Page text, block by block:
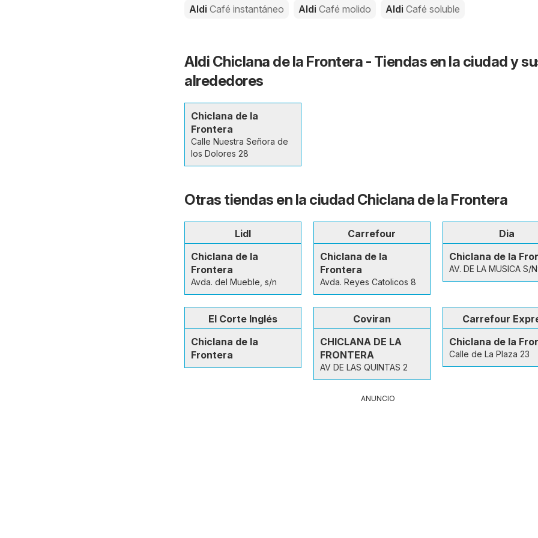
Aldi Café instantáneo Aldi Café molido Aldi Café soluble
Aldi Chiclana de la Frontera - Tiendas en la ciudad y
alrededores
Chiclana de la
Frontera
Calle Nuestra Señora de
los Dolores 28
Otras tiendas en la ciudad Chiclana de la Frontera
Lidl
Chiclana de la
Frontera
Avda. del Mueble, s/n
Carrefour
Chiclana de la
Frontera
Avda. Reyes Catolicos 8
Dia
Chiclana de la
AV. DE LA MUSICA S/
El Corte Inglés
Chiclana de la
Frontera
Coviran
CHICLANA DE LA
FRONTERA
AV DE LAS QUINTAS 2
Carrefour
Chiclana de la
Calle de La Plaza 23
ANUNCIO